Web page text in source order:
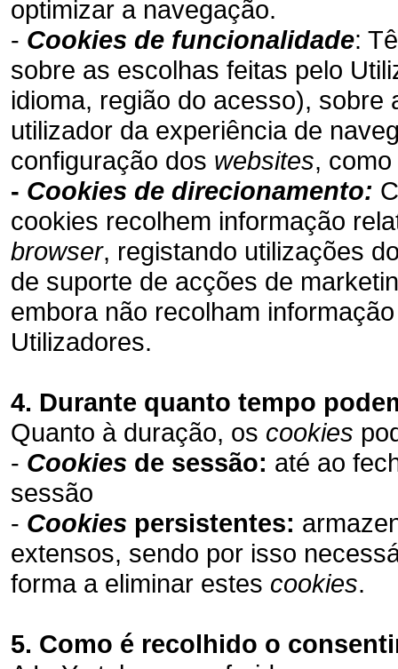
optimizar a navegação.
- Cookies de funcionalidade:
sobre as escolhas feitas pelo
idioma, região do acesso),
utilizador da experiência de
configuração dos websites,
- Cookies de direcionamento:
cookies recolhem informação
browser, registando utilizações
de suporte de acções de
embora não recolham
Utilizadores.
4. Durante quanto tempo
Quanto à duração, os cookies
- Cookies de sessão: até ao
sessão
- Cookies persistentes:
extensos, sendo por isso
forma a eliminar estes cookies.
5. Como é recolhido o